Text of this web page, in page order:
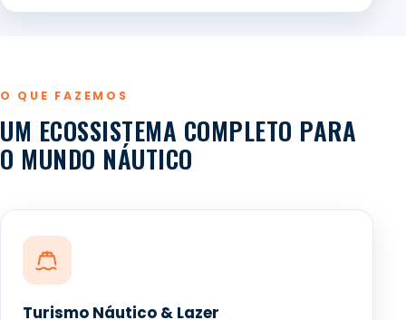
O QUE FAZEMOS
UM ECOSSISTEMA COMPLETO PARA
O MUNDO NÁUTICO
Turismo Náutico & Lazer